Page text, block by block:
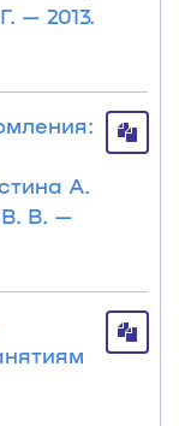
— 2013.
А.
В. —